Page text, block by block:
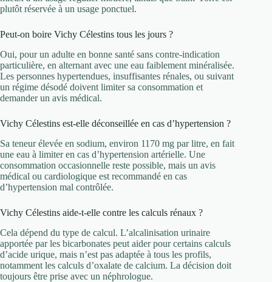
plutôt réservée à un usage ponctuel.
Peut-on boire Vichy Célestins tous les jours ?
Oui, pour un adulte en bonne santé sans contre-indication
particulière, en alternant avec une eau faiblement minéralisée.
Les personnes hypertendues, insuffisantes rénales, ou suivant
un régime désodé doivent limiter sa consommation et
demander un avis médical.
Vichy Célestins est-elle déconseillée en cas d’hypertension ?
Sa teneur élevée en sodium, environ 1170 mg par litre, en fait
une eau à limiter en cas d’hypertension artérielle. Une
consommation occasionnelle reste possible, mais un avis
médical ou cardiologique est recommandé en cas
d’hypertension mal contrôlée.
Vichy Célestins aide-t-elle contre les calculs rénaux ?
Cela dépend du type de calcul. L’alcalinisation urinaire
apportée par les bicarbonates peut aider pour certains calculs
d’acide urique, mais n’est pas adaptée à tous les profils,
notamment les calculs d’oxalate de calcium. La décision doit
toujours être prise avec un néphrologue.